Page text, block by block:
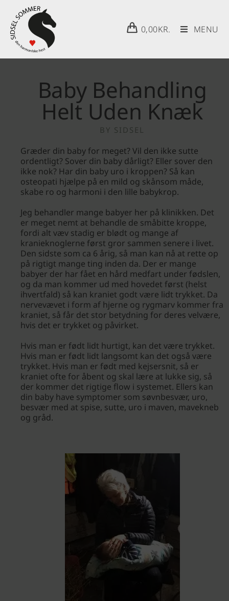
0,00KR. MENU
Baby Behandling
Helt Uden Knæk
BY SIDSEL
Græder din baby for meget? Vil den ikke sutte
ordentligt? Sover din baby dårligt? Eller sover den
ikke nok? Har din baby uro i kroppen? Så kan
osteopati hjælpe på en mild og skånsom måde,
skabe ro og harmoni i den lille babykrop.
Jeg behandler mange babyer her på klinikken. Det
er meget nemt at behandle de småbitte kroppe,
fordi alt væv stadig er blødt og mange af
kranieknoglerne først gror sammen senere i livet.
Den sidste som ca 6 årig, så man kan nå at rette op
på rigtigt mange ting inden da. Der er mange
babyer der har fået en hård medfart under fødslen,
og da man kommer ud med hovedet først (helst
ihvertfald) så kan kraniet godt være lidt trykket. Da
nervevævet i form af hjerne og rygmarv kommer fra
kraniet, så får det stor betydning for deres velvære,
hvis det er trykket og påvirket.
Hvis man er født lidt hurtigt, kan det være trykket.
Hvis man er født lidt langsomt kan det også være
trykket. Hvis man er født med kejsersnit, så er
kraniet ofte for åbent og skal lære at lukke sig, så
der kommer det rigtige flow i systemet. Ellers kan
din baby have symptomer som søvnbesvær, uro,
besvær med at spise, sutte, uro i maven, mavekneb
og gråd.